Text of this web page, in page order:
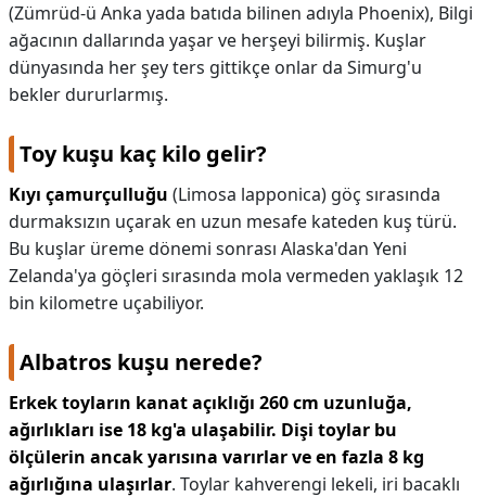
(Zümrüd-ü Anka yada batıda bilinen adıyla Phoenix), Bilgi
ağacının dallarında yaşar ve herşeyi bilirmiş. Kuşlar
dünyasında her şey ters gittikçe onlar da Simurg'u
bekler dururlarmış.
Toy kuşu kaç kilo gelir?
Kıyı çamurçulluğu (Limosa lapponica) göç sırasında
durmaksızın uçarak en uzun mesafe kateden kuş türü.
Bu kuşlar üreme dönemi sonrası Alaska'dan Yeni
Zelanda'ya göçleri sırasında mola vermeden yaklaşık 12
bin kilometre uçabiliyor.
Albatros kuşu nerede?
Erkek toyların kanat açıklığı 260 cm uzunluğa,
ağırlıkları ise 18 kg'a ulaşabilir. Dişi toylar bu
ölçülerin ancak yarısına varırlar ve en fazla 8 kg
ağırlığına ulaşırlar. Toylar kahverengi lekeli, iri bacaklı